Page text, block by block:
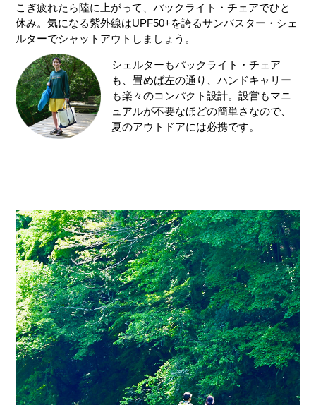
こぎ疲れたら陸に上がって、パックライト・チェアでひと
休み。気になる紫外線はUPF50+を誇るサンバスター・シェ
ルターでシャットアウトしましょう。
シェルターもパックライト・チェア
も、畳めば左の通り、ハンドキャリー
も楽々のコンパクト設計。設営もマニ
ュアルが不要なほどの簡単さなので、
夏のアウトドアには必携です。